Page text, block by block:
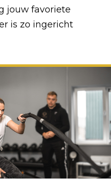
naartoe te
jouw favoriete
is zo ingericht